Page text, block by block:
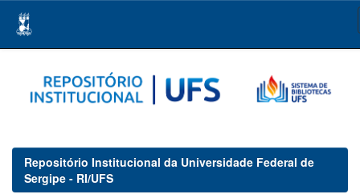
navigation
Repositório Institucional da Universidade Federal de
Sergipe - RI/UFS